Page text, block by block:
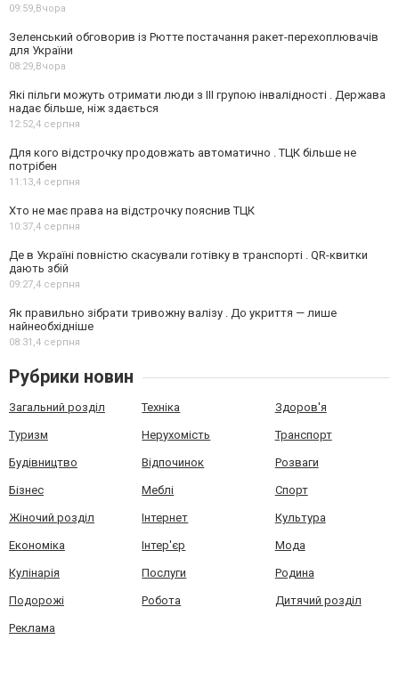
09:59,Вчора
Зеленський обговорив із Рютте постачання ракет-перехоплювачів
для України
08:29,Вчора
Які пільги можуть отримати люди з III групою інвалідності . Держава
надає більше, ніж здається
12:52,4 серпня
Для кого відстрочку продовжать автоматично . ТЦК більше не
потрібен
11:13,4 серпня
Хто не має права на відстрочку пояснив ТЦК
10:37,4 серпня
Де в Україні повністю скасували готівку в транспорті . QR-квитки
дають збій
09:27,4 серпня
Як правильно зібрати тривожну валізу . До укриття — лише
найнеобхідніше
08:31,4 серпня
Рубрики новин
Загальний розділ Техніка Здоров'я
Туризм Нерухомість Транспорт
Будівництво Відпочинок Розваги
Бізнес Меблі Спорт
Жіночий розділ Інтернет Культура
Економіка Інтер'єр Мода
Кулінарія Послуги Родина
Подорожі Робота Дитячий розділ
Реклама